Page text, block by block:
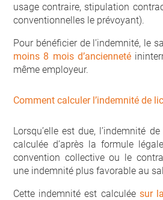
usage contraire, stipulation
conventionnelles le prévoyant).
Pour bénéficier de l’indemnité, le
moins 8 mois d’ancienneté
même employeur.
Comment calculer l’indemnité de
Lorsqu’elle est due, l’indemnité
calculée d’après la formule
convention collective ou le
une indemnité plus favorable au
Cette indemnité est calculée sur